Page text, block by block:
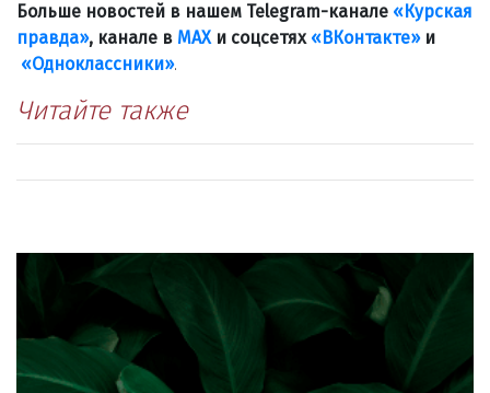
Больше новостей в нашем Telegram-канале «Курская
правда», канале в МАХи соцсетях «ВКонтакте»и
«Одноклассники».
Читайте также